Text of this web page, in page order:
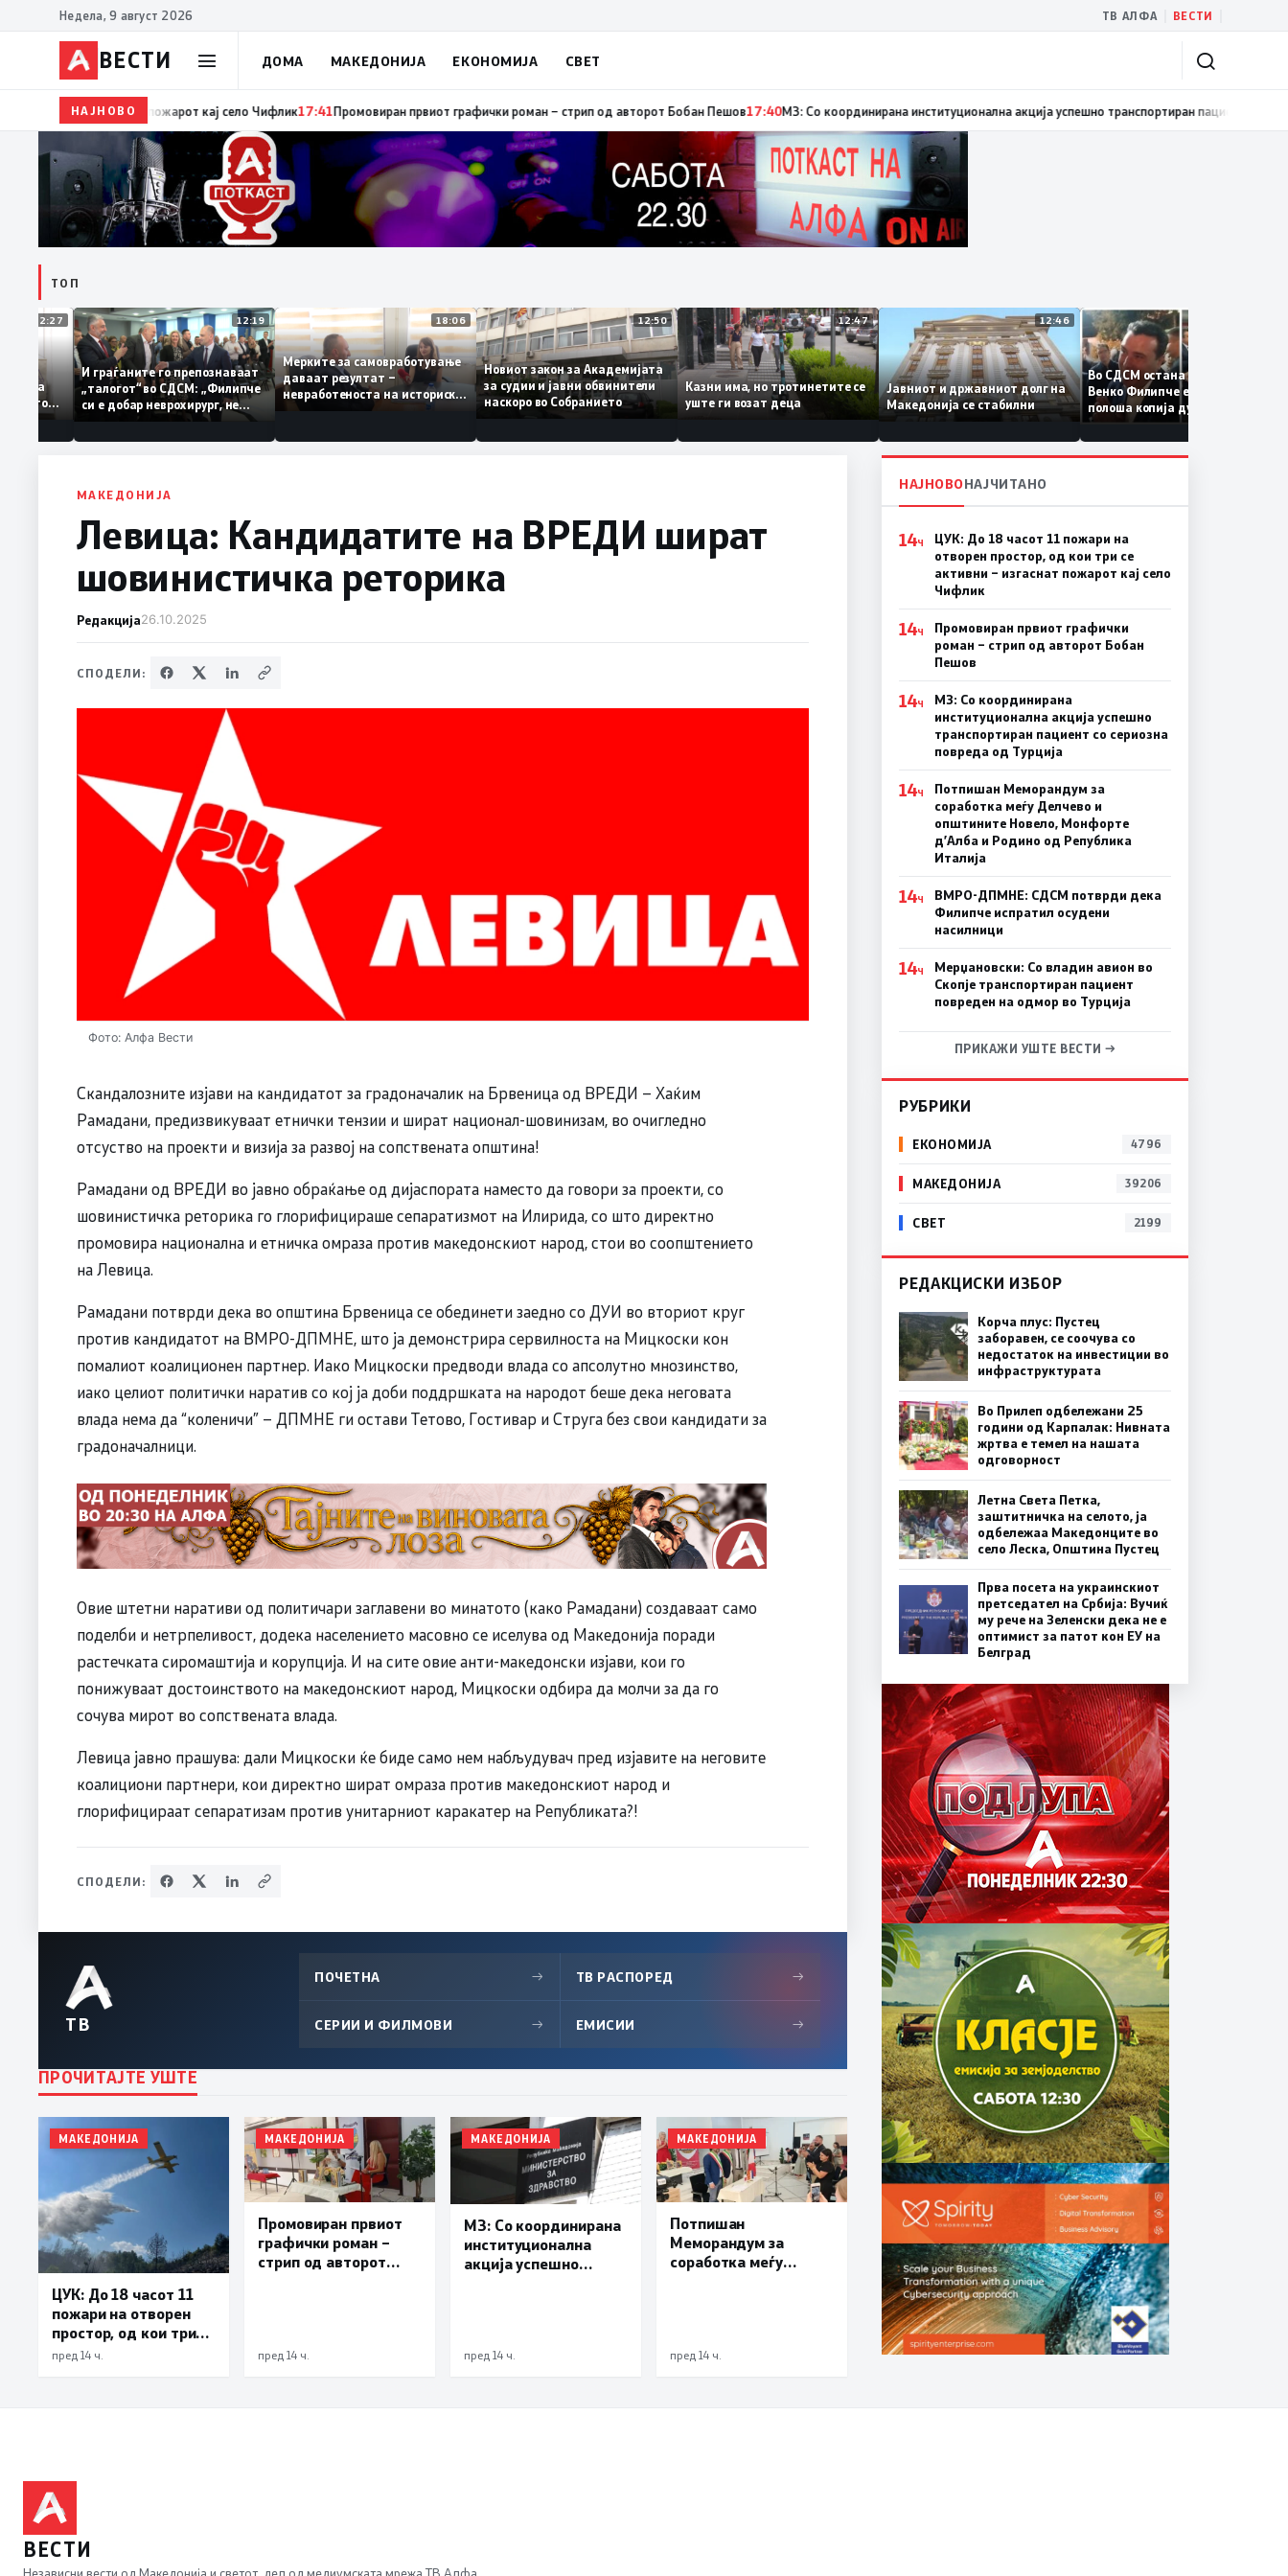
Недела, 9 август 2026 ТВ АЛФА ВЕСТИ
ВЕСТИ ДОМА МАКЕДОНИЈА ЕКОНОМИЈА СВЕТ
НАЈНОВО 17:42ЦУК: До 18 часот 11 пожари на отворен простор, од кои три се активни – изгаснат пожарот кај село Чифлик17:41Промовиран првиот графички роман – стрип од авторот Бобан Пешов
ТОП
12:27
За
треба
12:19
И граѓаните го препознаваат
„талогот“ во СДСМ: „Филипче
си е добар неврохирург, не
треба се занимава со
18:06
Мерките за самовработување
даваат резултат –
невработеноста на историски
најниско ниво од 11,3%
12:50
Новиот закон за Академијата
за судии и јавни обвинители
наскоро во Собранието
12:47
Казни има, но тротинетите се
уште ги возат деца
12:46
Јавниот и државниот долг на
Македонија се стабилни
Во СДСМ остана само
Венко Филипче е само бледа и
полоша копија дури и од
Заев
МАКЕДОНИЈА
Левица: Кандидатите на ВРЕДИ шират
шовинистичка реторика
Редакција26.10.2025
СПОДЕЛИ:
Фото: Алфа Вести
Скандалозните изјави на кандидатот за градоначалик на Брвеница од ВРЕДИ – Хаќим
Рамадани, предизвикуваат етнички тензии и шират национал-шовинизам, во очигледно
отсуство на проекти и визија за развој на сопствената општина!
Рамадани од ВРЕДИ во јавно обраќање од дијаспората наместо да говори за проекти, со
шовинистичка реторика го глорифицираше сепаратизмот на Илирида, со што директно
промовира национална и етничка омраза против македонскиот народ, стои во соопштението
на Левица.
Рамадани потврди дека во општина Брвеница се обединети заедно со ДУИ во вториот круг
против кандидатот на ВМРО-ДПМНЕ, што ја демонстрира сервилноста на Мицкоски кон
помалиот коалиционен партнер. Иако Мицкоски предводи влада со апсолутно мнозинство,
иако целиот политички наратив со кој ја доби поддршката на народот беше дека неговата
влада нема да “коленичи” – ДПМНЕ ги остави Тетово, Гостивар и Струга без свои кандидати за
градоначалници.
Овие штетни наративи од политичари заглавени во минатото (како Рамадани) создаваат само
поделби и нетрпеливост, додека населението масовно се иселува од Македонија поради
растечката сиромаштија и корупција. И на сите овие анти-македонски изјави, кои го
понижуваат достоинството на македонскиот народ, Мицкоски одбира да молчи за да го
сочува мирот во сопствената влада.
Левица јавно прашува: дали Мицкоски ќе биде само нем набљудувач пред изјавите на неговите
коалициони партнери, кои директно шират омраза против македонскиот народ и
глорифицираат сепаратизам против унитарниот каракатер на Републиката?!
СПОДЕЛИ:
ТВ
ПОЧЕТНА → ТВ РАСПОРЕД →
СЕРИИ И ФИЛМОВИ → ЕМИСИИ →
ПРОЧИТАЈТЕ УШТЕ
МАКЕДОНИЈА
ЦУК: До 18 часот 11
пожари на отворен
простор, од кои три
се активни – изгаснат
пред 14 ч.
МАКЕДОНИЈА
Промовиран првиот
графички роман –
стрип од авторот
пред 14 ч.
МАКЕДОНИЈА
МЗ: Со координирана
институционална
акција успешно
пред 14 ч.
МАКЕДОНИЈА
Потпишан
Меморандум за
соработка меѓу
пред 14 ч.
НАЈНОВОНАЈЧИТАНО
14Ч
ЦУК: До 18 часот 11 пожари на
отворен простор, од кои три се
активни – изгаснат пожарот кај село
Чифлик
14Ч
Промовиран првиот графички
роман – стрип од авторот Бобан
Пешов
14Ч
МЗ: Со координирана
институционална акција успешно
транспортиран пациент со сериозна
повреда од Турција
14Ч
Потпишан Меморандум за
соработка меѓу Делчево и
општините Новело, Монфорте
д’Алба и Родино од Република
Италија
14Ч
ВМРО-ДПМНЕ: СДСM потврди дека
Филипче испратил осудени
насилници
14Ч
Мерџановски: Со владин авион во
Скопје транспортиран пациент
повреден на одмор во Турција
ПРИКАЖИ УШТЕ ВЕСТИ →
РУБРИКИ
ЕКОНОМИЈА 4796
МАКЕДОНИЈА 39206
СВЕТ 2199
РЕДАКЦИСКИ ИЗБОР
Корча плус: Пустец
заборавен, се соочува со
недостаток на инвестиции во
инфраструктурата
Во Прилеп одбележани 25
години од Карпалак: Нивната
жртва е темел на нашата
одговорност
Летна Света Петка,
заштитничка на селото, ја
одбележаа Македонците во
село Леска, Општина Пустец
Прва посета на украинскиот
претседател на Србија: Вучиќ
му рече на Зеленски дека не е
оптимист за патот кон ЕУ на
Белград
ВЕСТИ